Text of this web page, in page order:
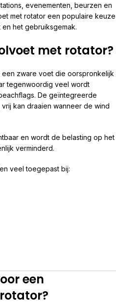
evenementen, beurzen en
met rotator een populaire keuze
het gebruiksgemak.
met rotator?
een zware voet die oorspronkelijk
tegenwoordig veel wordt
De geïntegreerde
kan draaien wanneer de wind
en wordt de belasting op het
verminderd.
veel toegepast bij:
een